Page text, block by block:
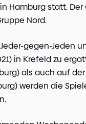
in Hamburg statt.
Nord.
gegen-Jeden
in Krefeld zu
als auch auf
werden die